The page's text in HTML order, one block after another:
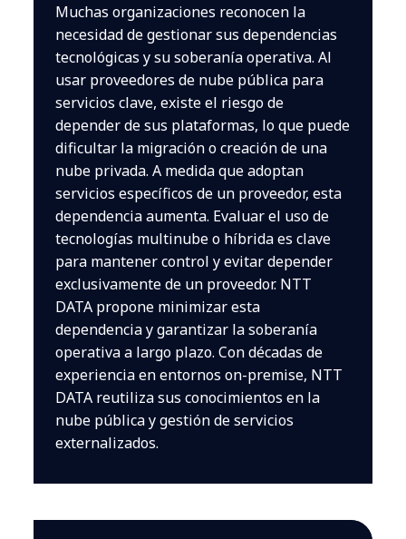
Muchas organizaciones reconocen la
necesidad de gestionar sus dependencias
tecnológicas y su soberanía operativa. Al
usar proveedores de nube pública para
servicios clave, existe el riesgo de
depender de sus plataformas, lo que puede
dificultar la migración o creación de una
nube privada. A medida que adoptan
servicios específicos de un proveedor, esta
dependencia aumenta. Evaluar el uso de
tecnologías multinube o híbrida es clave
para mantener control y evitar depender
exclusivamente de un proveedor. NTT
DATA propone minimizar esta
dependencia y garantizar la soberanía
operativa a largo plazo. Con décadas de
experiencia en entornos on-premise, NTT
DATA reutiliza sus conocimientos en la
nube pública y gestión de servicios
externalizados.